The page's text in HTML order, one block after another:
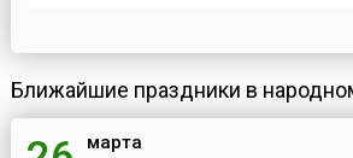
на ул...
Ближайшие праздники в
марта